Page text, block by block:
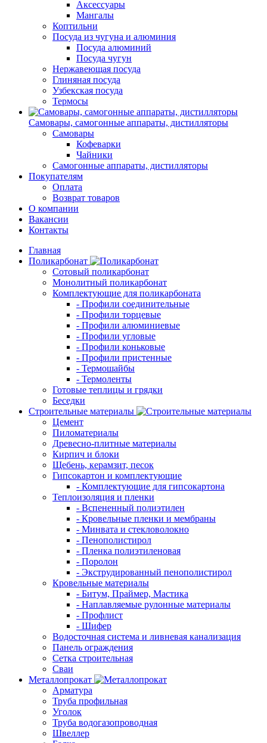
Аксессуары
Мангалы
Коптильни
Посуда из чугуна и алюминия
Посуда алюминий
Посуда чугун
Нержавеющая посуда
Глиняная посуда
Узбекская посуда
Термосы
Самовары, самогонные аппараты, дистилляторы
Самовары
Кофеварки
Чайники
Самогонные аппараты, дистилляторы
Покупателям
Оплата
Возврат товаров
О компании
Вакансии
Контакты
Главная
Поликарбонат
Сотовый поликарбонат
Монолитный поликарбонат
Комплектующие для поликарбоната
- Профили соединительные
- Профили торцевые
- Профили алюминиевые
- Профили угловые
- Профили коньковые
- Профили пристенные
- Термошайбы
- Термоленты
Готовые теплицы и грядки
Беседки
Строительные материалы
Цемент
Пиломатериалы
Древесно-плитные материалы
Кирпич и блоки
Щебень, керамзит, песок
Гипсокартон и комплектующие
- Комплектующие для гипсокартона
Теплоизоляция и пленки
- Вспененный полиэтилен
- Кровельные пленки и мембраны
- Минвата и стекловолокно
- Пенополистирол
- Пленка полиэтиленовая
- Поролон
- Экструдированный пенополистирол
Кровельные материалы
- Битум, Праймер, Мастика
- Наплавляемые рулонные материалы
- Профлист
- Шифер
Водосточная система и ливневая канализация
Панель ограждения
Сетка строительная
Сваи
Металлопрокат
Арматура
Труба профильная
Уголок
Труба водогазопроводная
Швеллер